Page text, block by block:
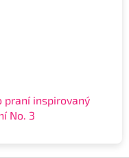
praní inspirovaný
No. 3